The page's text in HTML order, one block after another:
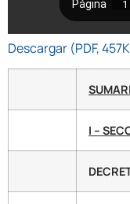
Descargar (PDF,
I –